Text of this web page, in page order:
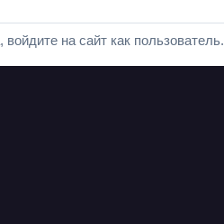
на сайт как пользователь.